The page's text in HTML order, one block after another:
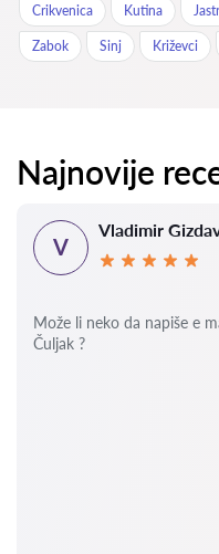
Crikvenica Kutina
Zabok Sinj Križevci
Najnovije
V
Vladimir
Može li neko da napiše e
Čuljak ?